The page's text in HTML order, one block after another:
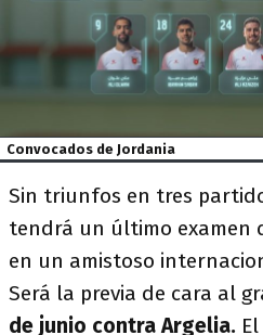
Convocados de Jordania
Sin triunfos en tres
tendrá un último examen
en un amistoso
Será la previa de cara al
de junio contra Argelia.